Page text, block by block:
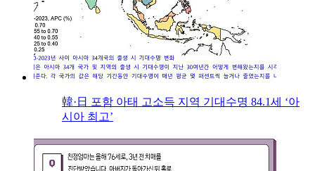
韓·日 포함 아태 고소득 지역 기대수명 84.1세 ‘아
시아 최고’